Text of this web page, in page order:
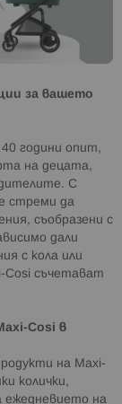
за вашето
години опит,
на децата,
С
стреми да
съобразени с
дали
с кола или
Cosi съчетават
Cosi в
на Maxi-
колички,
ежедневието на